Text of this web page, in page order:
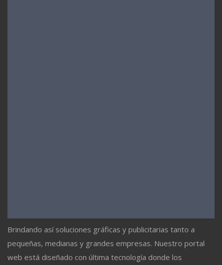
Brindando así soluciones gráficas y publicitarias tanto a
pequeñas, medianas y grandes empresas. Nuestro portal
web está diseñado con última tecnología donde los